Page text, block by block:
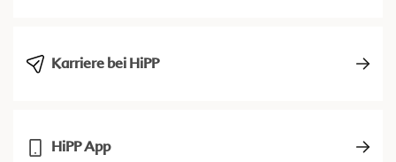
Karriere bei HiPP
HiPP App